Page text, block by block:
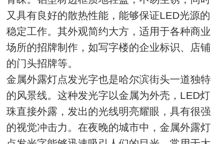
又具有良好的散热性能，能够保证LED光源的
稳定工作。其外观简约大方，适用于各种商业
场所的招牌制作，如写字楼的企业标识、店铺
的门头招牌等。
金属外露灯点发光字也是哈尔滨街头一道独特
的风景线。这种发光字以金属为外壳，LED灯
珠直接外露，发出的光线明亮耀眼，具有很强
的视觉冲击力。在夜晚的城市中，金属外露灯